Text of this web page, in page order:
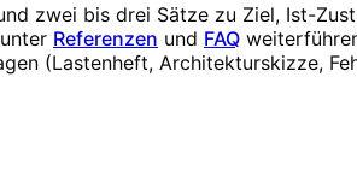
zwei bis drei Sätze zu Ziel, Ist-
Referenzen und FAQ
(Lastenheft, Architekturskizze,